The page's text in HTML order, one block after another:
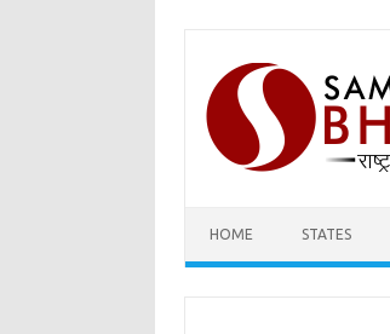
content
HOME STATES